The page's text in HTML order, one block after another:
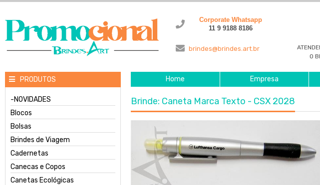
Corporate Whatsapp
11 9 9188 8186
brindes@brindes.art.br
O
PRODUTOS
-NOVIDADES
Blocos
Bolsas
Brindes de Viagem
Cadernetas
Canecas e Copos
Canetas Ecológicas
Home Empresa
Brinde: Caneta Marca Texto - CSX 2028